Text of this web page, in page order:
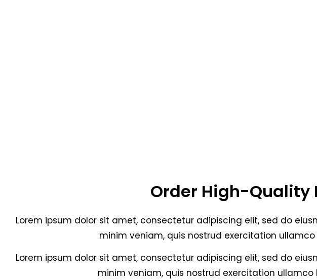
Order High-Quality
Lorem ipsum dolor sit amet, consectetur adipiscing elit, sed do
minim veniam, quis nostrud exercitation
Lorem ipsum dolor sit amet, consectetur adipiscing elit, sed do
minim veniam, quis nostrud exercitation